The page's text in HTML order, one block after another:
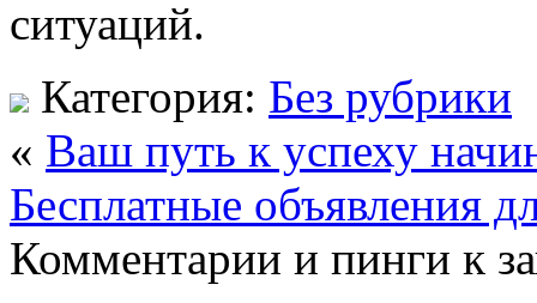
ситуаций.
Категория: Без рубрики
« Ваш путь к успеху
Бесплатные объявления
Комментарии и пинги к